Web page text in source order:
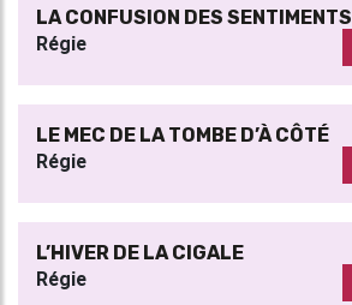
LA CONFUSION DES SENTIMENTS
Régie
LE MEC DE LA TOMBE D’À CÔTÉ
Régie
L’HIVER DE LA CIGALE
Régie